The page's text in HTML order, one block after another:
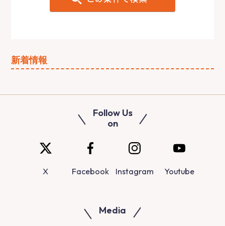
新着情報
Follow Us
on
X Facebook Instagram Youtube
Media